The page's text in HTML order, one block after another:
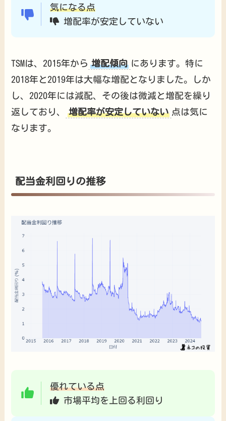
気になる点
増配率が安定していない
TSMは、2015年から 増配傾向 にあります。特に
2018年と2019年は大幅な増配となりました。しか
し、2020年には減配、その後は微減と増配を繰り
返しており、
増配率が安定していない 点は気に
なります。
配当金利回りの推移
優れている点
市場平均を上回る利回り